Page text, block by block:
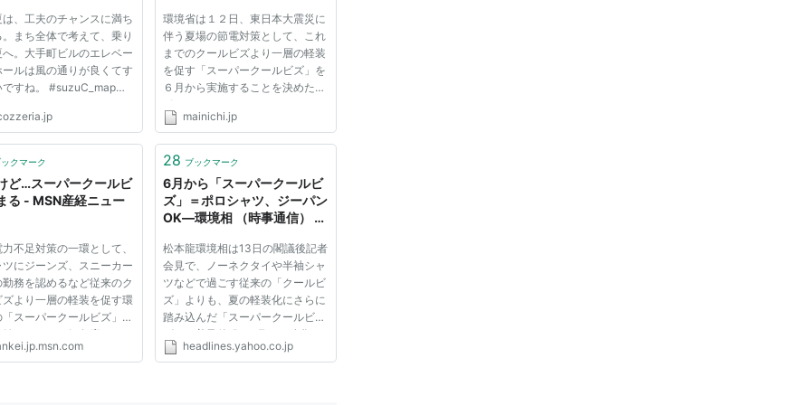
Ｋとした。
ールビズ 超スーパークールビズ
装化キャンペーンやそれに沿った軽装。
、工夫のチャンスに満ち
まち全体で考えて、乗り
。大手町ビルのエレベー
ルは風の通りが良くてす
ですね。 #suzuC_map
環境省は１２日、東日本大震災に
伴う夏場の節電対策として、これ
までのクールビズより一層の軽装
を促す「スーパークールビズ」を
６月から実施することを決めた。
ポロシャツやアロハシャツ、スニ
ーカーに加え、無地のＴシャツや
方向で調整している。 福島第１
mainichi.jp
クマーク
ど…スーパークールビ
る - MSN産経ニュー
不足対策の一環として、
にジーンズ、スニーカー
務を認めるなど従来のク
より一層の軽装を促す環
スーパークールビズ」が
まった。 気象庁による
９時の都心の気温は１
28 ブックマーク
6月から「スーパークールビ
ズ」＝ポロシャツ、ジーパン
OK―環境相 （時事通信） -
松本龍環境相は13日の閣議後記者
会見で、ノーネクタイや半袖シャ
ツなどで過ごす従来の「クールビ
ズ」よりも、夏の軽装化にさらに
踏み込んだ「スーパークールビ
ズ」の普及啓発を6月から強化す
ると発表した。室温28度を徹底す
headlines.yahoo.co.jp